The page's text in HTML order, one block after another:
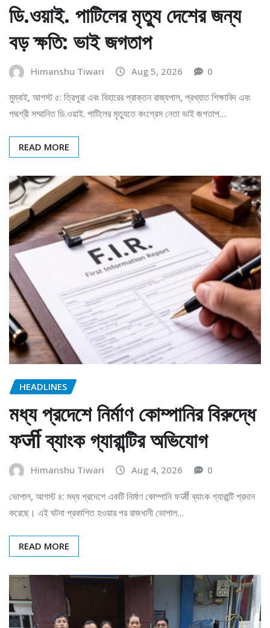
ডি.ওয়াই. পাটিলের মৃত্যু দেশের জন্য
বড় ক্ষতি: ভাই জগতাপ
Himanshu Tiwari Aug 5, 2026 0
মুম্বাই, আগস্ট ৫: ত্রিপুরা এবং বিহারের প্রাক্তন রাজ্যপাল, প্রখ্যাত শিক্ষাবিদ এবং
পদ্মশ্রী সম্মানিত ডি.ওয়াই. পাটিলের মৃত্যুতে কংগ্রেস নেতা ভাই জগতাপ…
READ MORE
HEADLINES
মধ্য প্রদেশে নির্মাণ কোম্পানির বিরুদ্ধে
ফर्जी ব্যাংক গ্যারান্টির অভিযোগ
Himanshu Tiwari Aug 4, 2026 0
ভোপাল, আগস্ট ৪: মধ্য প্রদেশে একটি নির্মাণ কোম্পানি ফर्जी ব্যাংক গ্যারান্টি প্রদান
করেছে। এই ঘটনা প্রকাশিত হওয়ার পর রাজধানী ভোপাল…
READ MORE